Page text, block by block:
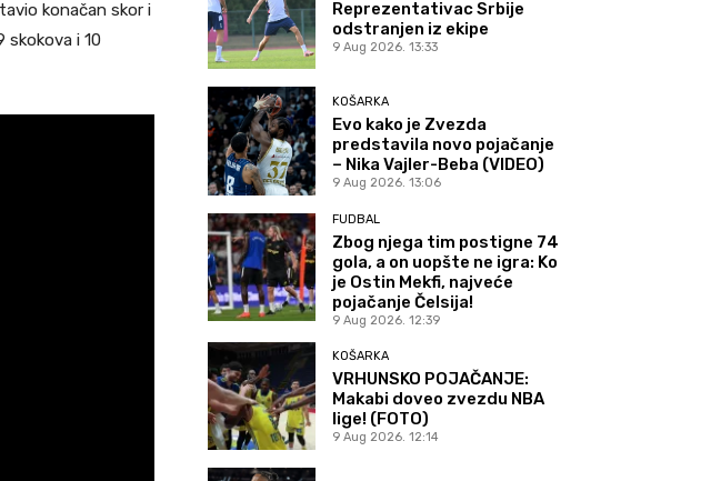
konačan skor i
skokova i 10
Reprezentativac Srbije
odstranjen iz ekipe
9 Aug 2026. 13:33
KOŠARKA
Evo kako je Zvezda
predstavila novo pojačanje
– Nika Vajler-Beba (VIDEO)
9 Aug 2026. 13:06
FUDBAL
Zbog njega tim postigne 74
gola, a on uopšte ne igra: Ko
je Ostin Mekfi, najveće
pojačanje Čelsija!
9 Aug 2026. 12:39
KOŠARKA
VRHUNSKO POJAČANJE:
Makabi doveo zvezdu NBA
lige! (FOTO)
9 Aug 2026. 12:14